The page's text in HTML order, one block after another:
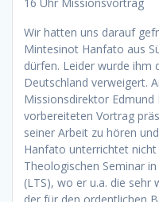
Wir hatten uns darauf
Mintesinot Hanfato aus
dürfen. Leider wurde ihm
Deutschland verweigert.
Missionsdirektor
vorbereiteten Vortrag
seiner Arbeit zu hören
Hanfato unterrichtet
Theologischen Seminar
(LTS), wo er u.a. die sehr
der für den ordentlichen